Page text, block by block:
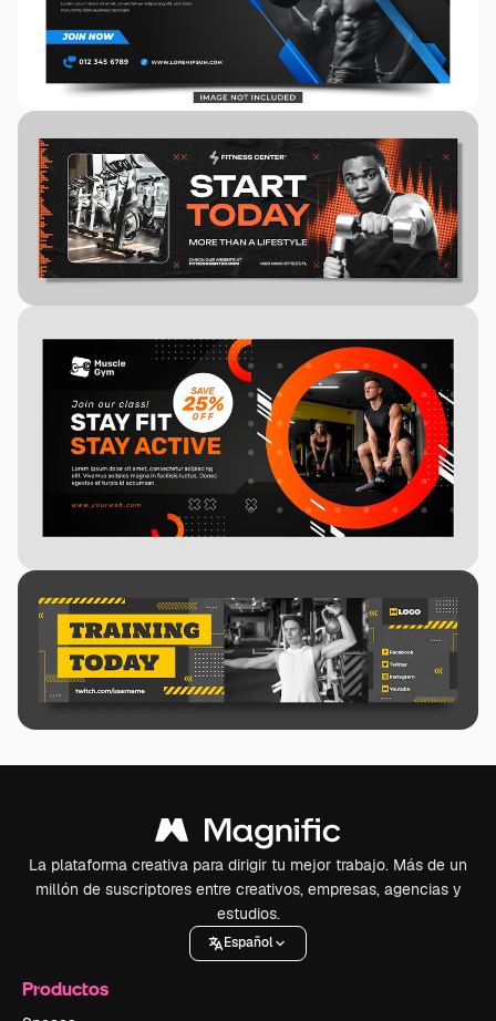
La plataforma creativa para dirigir tu mejor trabajo. Más de un
millón de suscriptores entre creativos, empresas, agencias y
estudios.
Español
Productos